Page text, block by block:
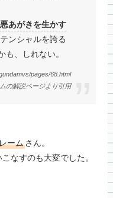
あがきを生かす
ンシャルを誇る
、しれない。
pages/68.html
の解説ページより引用
ームさん。
なすのも大変でした。